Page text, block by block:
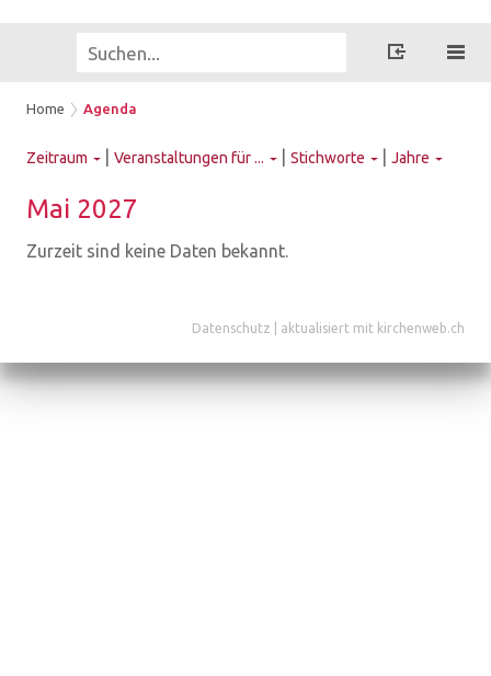
Home Agenda
Zeitraum Veranstaltungen für ... Stichworte Jahre
Mai 2027
Zurzeit sind keine Daten bekannt.
Datenschutz aktualisiert mit kirchenweb.ch